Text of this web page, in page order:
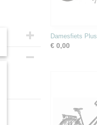
Damesfiets Plus
€ 0,00